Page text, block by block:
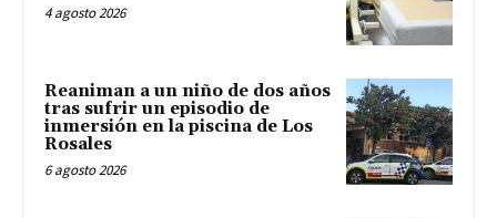
4 agosto 2026
Reaniman a un niño de dos años
tras sufrir un episodio de
inmersión en la piscina de Los
Rosales
6 agosto 2026